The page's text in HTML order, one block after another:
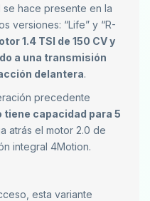
se hace presente en la
versiones: “Life” y “R-
1.4 TSI de 150 CV y
a una transmisión
delantera.
precedente
tiene capacidad para 5
atrás el motor 2.0 de
integral 4Motion.
esta variante